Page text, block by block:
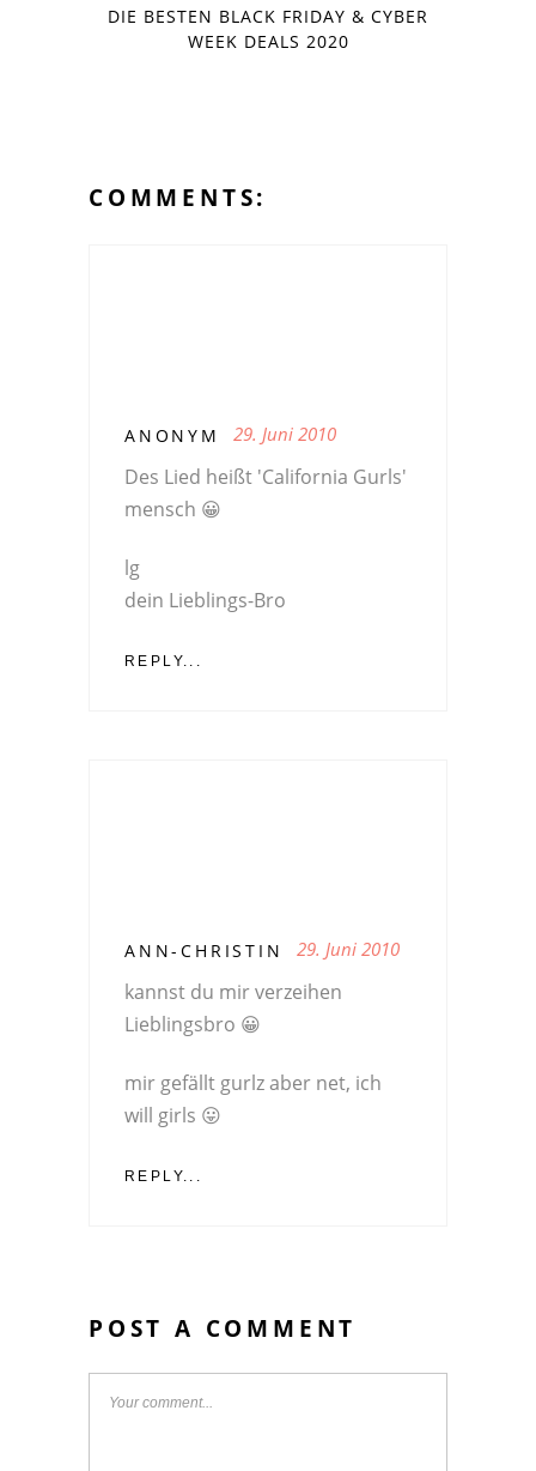
DIE BESTEN BLACK FRIDAY & CYBER
WEEK DEALS 2020
COMMENTS:
ANONYM 29. Juni 2010
Des Lied heißt 'California Gurls'
mensch 😀
lg
dein Lieblings-Bro
REPLY...
ANN-CHRISTIN 29. Juni 2010
kannst du mir verzeihen
Lieblingsbro 😀
mir gefällt gurlz aber net, ich
will girls 😛
REPLY...
POST A COMMENT